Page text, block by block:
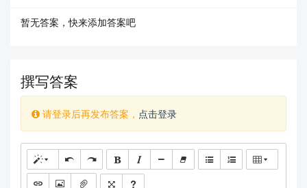
暂无答案，快来添加答案吧
撰写答案
请登录后再发布答案， 点击登录